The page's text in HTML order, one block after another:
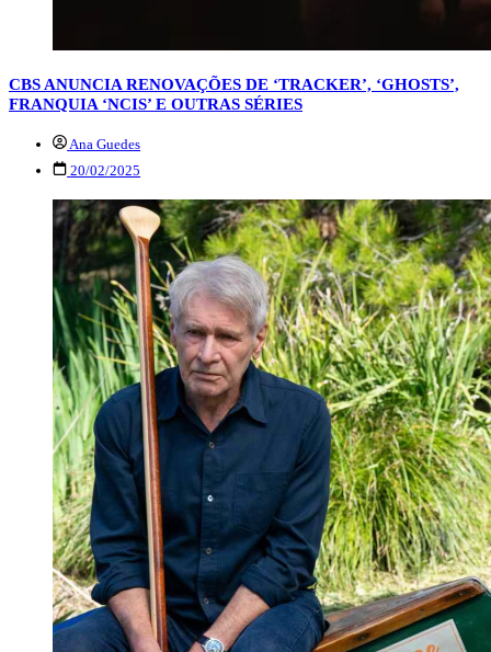
CBS ANUNCIA RENOVAÇÕES DE ‘TRACKER’, ‘GHOSTS’,
FRANQUIA ‘NCIS’ E OUTRAS SÉRIES
Ana Guedes
20/02/2025